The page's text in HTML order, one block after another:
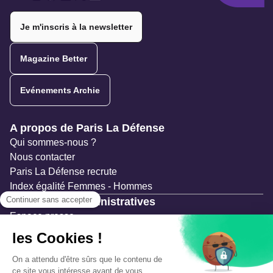
Je m'inscris à la newsletter
Magazine Better
Evénements Archie
Navigation secondaire
A propos de Paris La Défense
Qui sommes-nous ?
Nous contacter
Paris La Défense recrute
Index égalité Femmes - Hommes
Ressources administratives
Espace presse
Documentation
Marchés publics
Appels à projets & avis d'attribution